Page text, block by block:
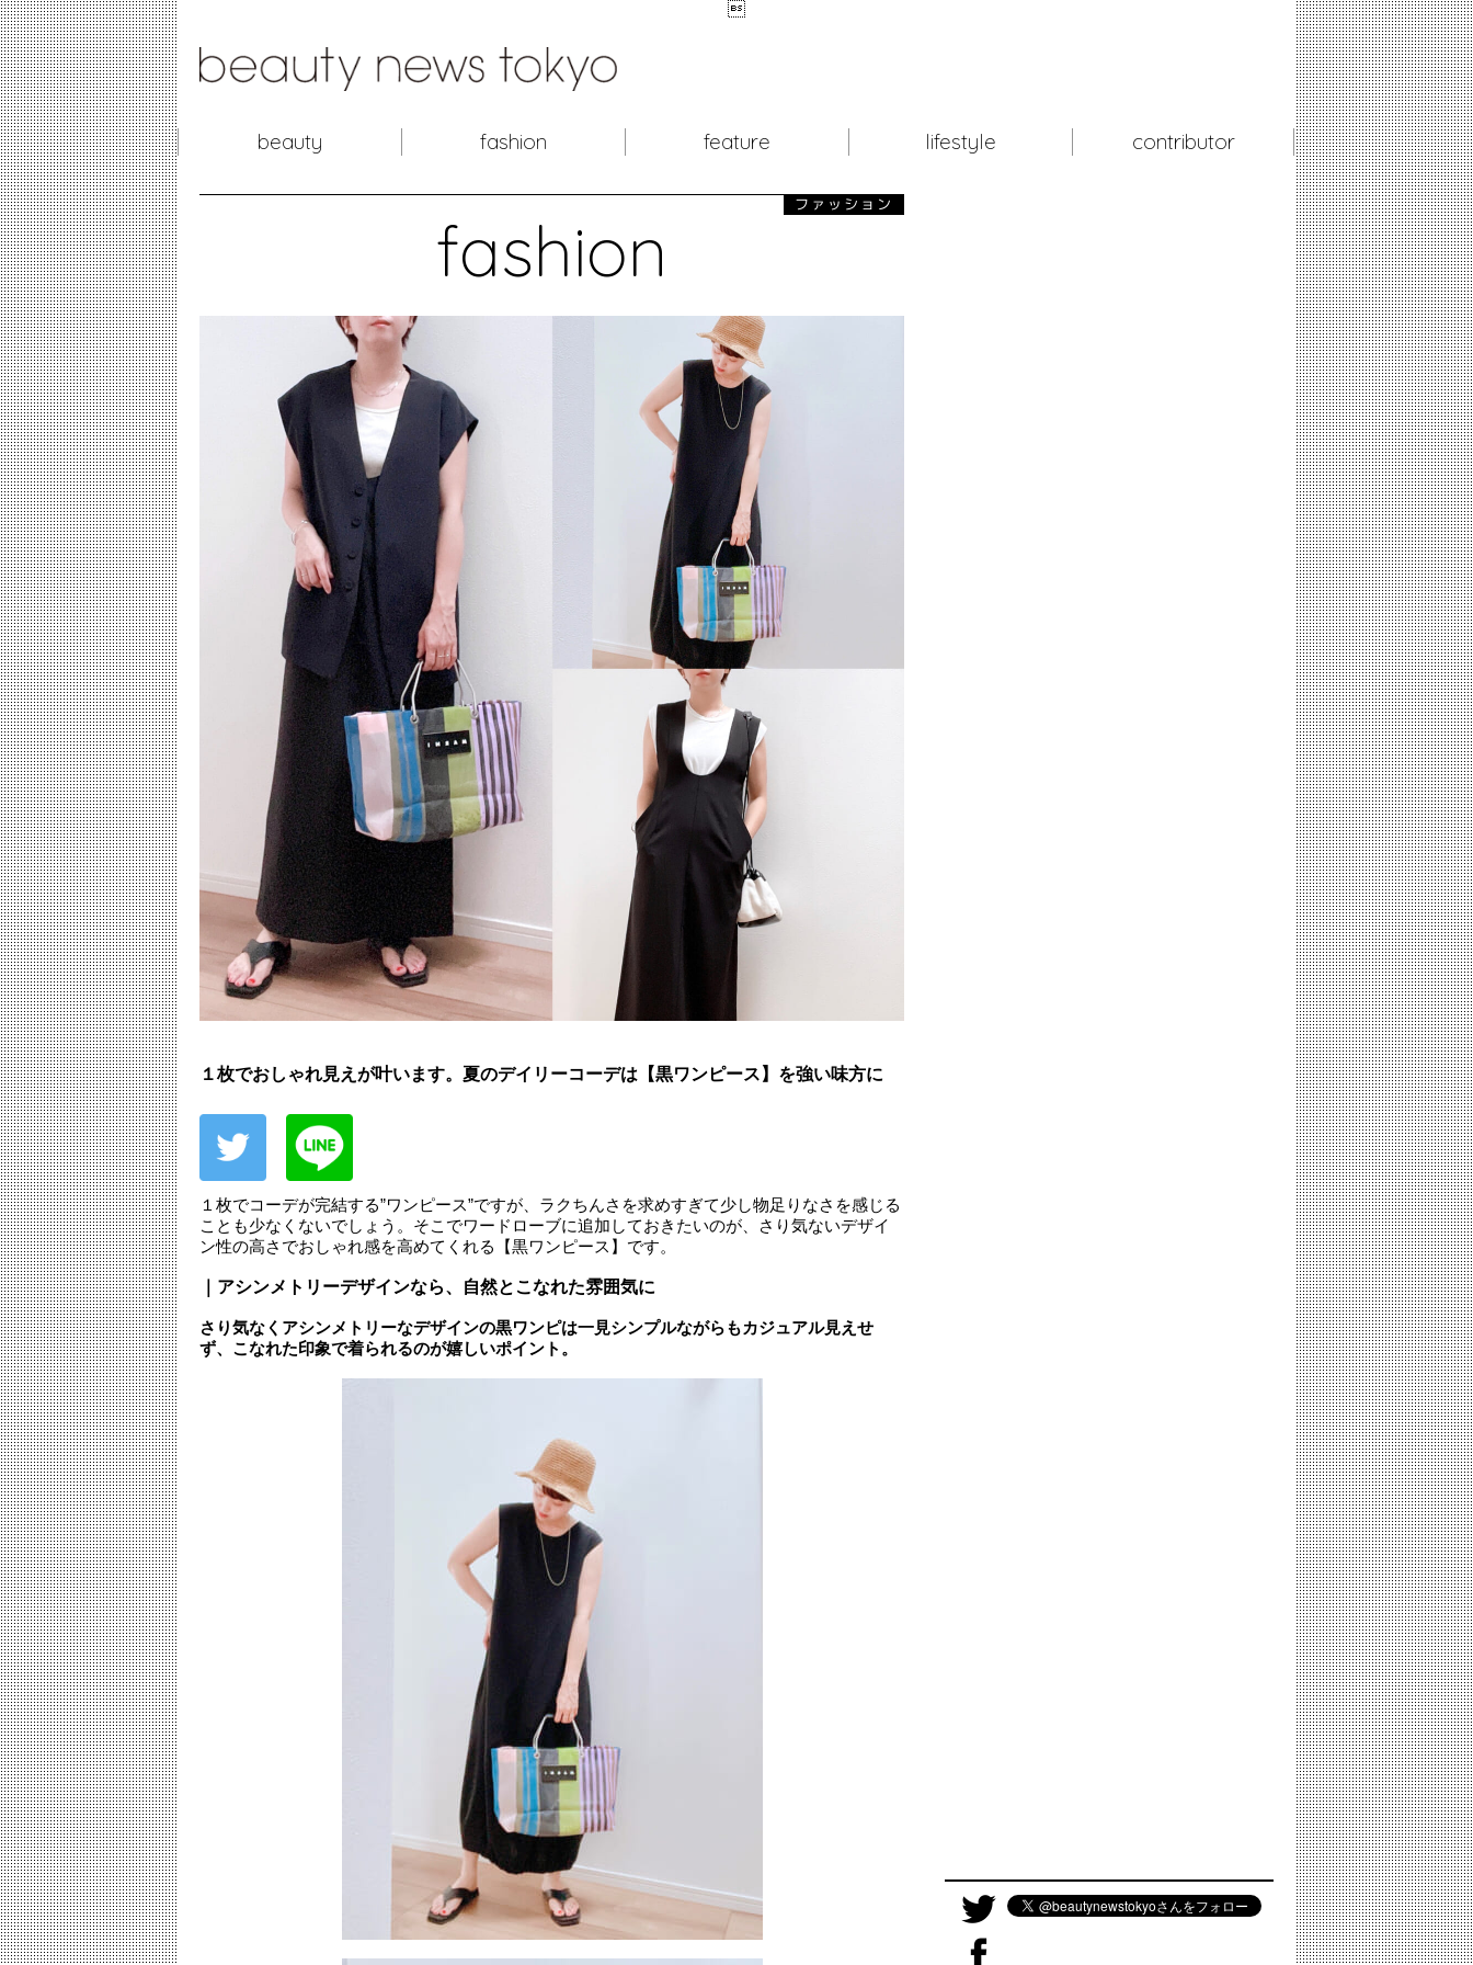

beauty fashion feature lifestyle contributor
fashion
ファッション
１枚でおしゃれ見えが叶います。夏のデイリーコーデは【黒ワンピース】を強い味方に
１枚でコーデが完結する”ワンピース”ですが、ラクちんさを求めすぎて少し物足りなさを感じる
ことも少なくないでしょう。そこでワードローブに追加しておきたいのが、さり気ないデザイ
ン性の高さでおしゃれ感を高めてくれる【黒ワンピース】です。
｜アシンメトリーデザインなら、自然とこなれた雰囲気に
さり気なくアシンメトリーなデザインの黒ワンピは一見シンプルながらもカジュアル見えせ
ず、こなれた印象で着られるのが嬉しいポイント。